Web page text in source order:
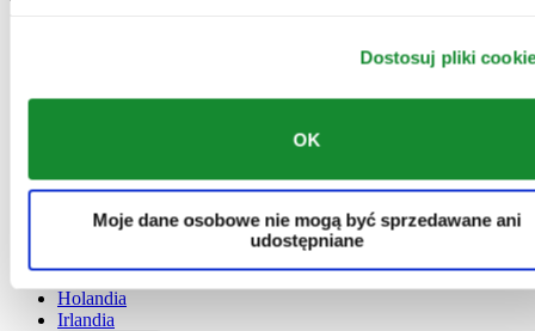
Dostosuj pliki
OK
Moje dane osobowe nie mogą być sprzedawane ani
udostępniane
Français
Dania
Finlandia
Hiszpania
Holandia
Irlandia